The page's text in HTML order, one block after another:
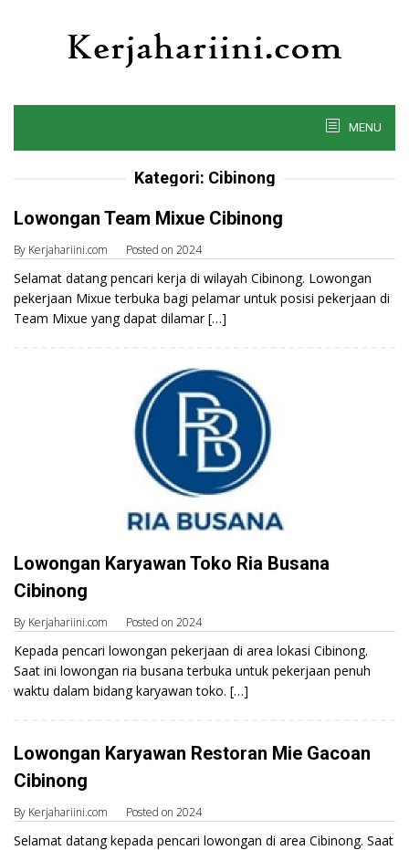
MENU
Kategori: Cibinong
Lowongan Team Mixue Cibinong
By Kerjahariini.com Posted on 2024
Selamat datang pencari kerja di wilayah Cibinong. Lowongan
pekerjaan Mixue terbuka bagi pelamar untuk posisi pekerjaan di
Team Mixue yang dapat dilamar […]
Lowongan Karyawan Toko Ria Busana
Cibinong
By Kerjahariini.com Posted on 2024
Kepada pencari lowongan pekerjaan di area lokasi Cibinong.
Saat ini lowongan ria busana terbuka untuk pekerjaan penuh
waktu dalam bidang karyawan toko. […]
Lowongan Karyawan Restoran Mie Gacoan
Cibinong
By Kerjahariini.com Posted on 2024
Selamat datang kepada pencari lowongan di area Cibinong. Saat